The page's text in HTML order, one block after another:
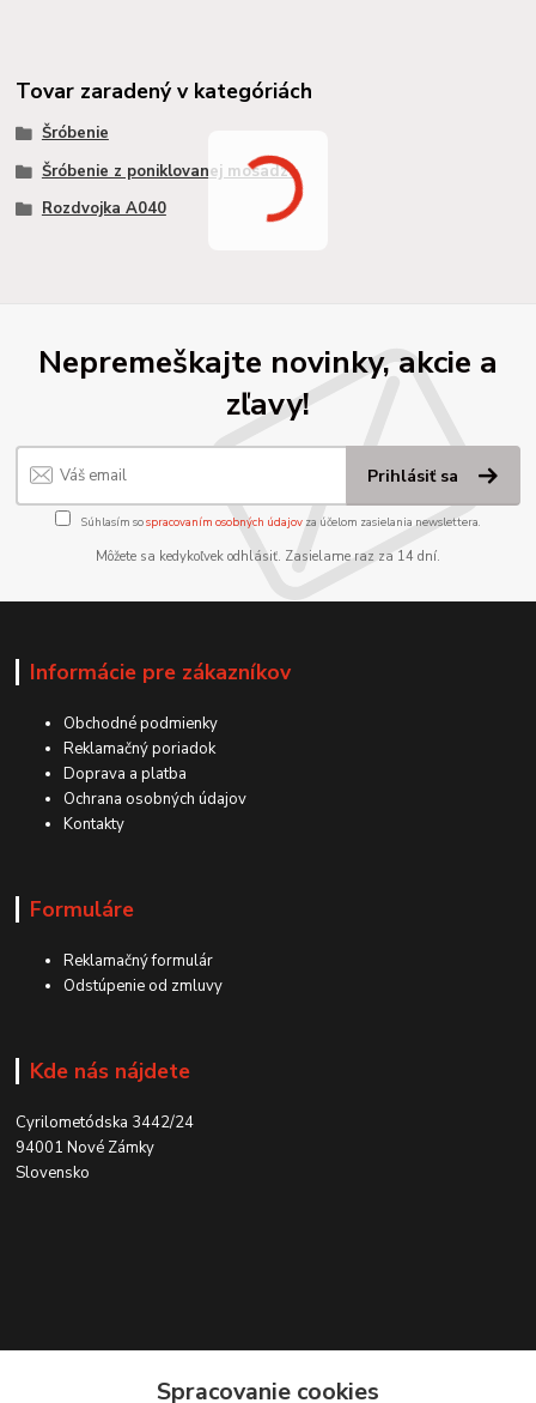
Tovar zaradený v kategóriách
Šróbenie
Šróbenie z poniklovanej mosadze
Rozdvojka A040
Nepremeškajte novinky, akcie a
zľavy!
Prihlásiť sa
Súhlasím sospracovaním osobných údajov za účelom zasielania newslettera.
Môžete sa kedykoľvek odhlásiť. Zasielame raz za 14 dní.
Informácie pre zákazníkov
Obchodné podmienky
Reklamačný poriadok
Doprava a platba
Ochrana osobných údajov
Kontakty
Formuláre
Reklamačný formulár
Odstúpenie od zmluvy
Kde nás nájdete
Cyrilometódska 3442/24
94001 Nové Zámky
Slovensko
Spracovanie cookies